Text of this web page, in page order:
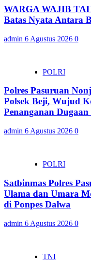
WARGA WAJIB
Batas Nyata Antara
admin 6 Agustus 2026 0
POLRI
Polres Pasuruan
Polsek Beji, Wujud
Penanganan
admin 6 Agustus 2026 0
POLRI
Satbinmas Polres
Ulama dan Umara
di Ponpes Dalwa
admin 6 Agustus 2026 0
TNI